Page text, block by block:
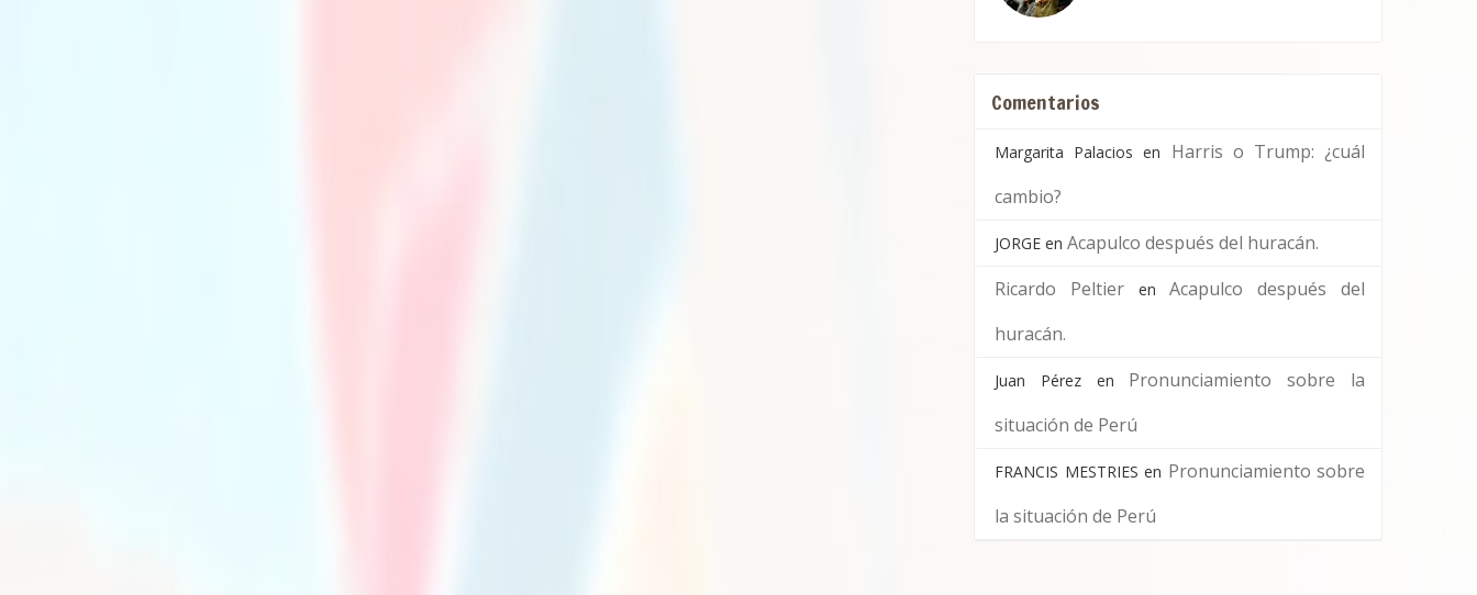
Comentarios
Margarita Palacios en Harris o Trump: ¿cuál
cambio?
JORGE en Acapulco después del huracán.
Ricardo PeltierenAcapulco después del
huracán.
Juan Pérezen Pronunciamiento sobre la
situación de Perú
FRANCIS MESTRIES en Pronunciamiento sobre
la situación de Perú